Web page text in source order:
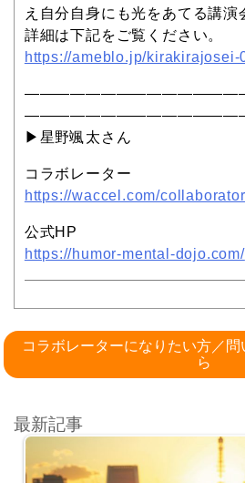
え自分自身にも光をあてる講演
詳細は下記をご覧ください。
https://ameblo.jp/kirakirajosei-
▶︎星野颯太さん
コラボレーター
https://waccel.com/
公式HP
https://humor-mental-dojo.com/
コラボレーターになりたい方／
ら
最新記事